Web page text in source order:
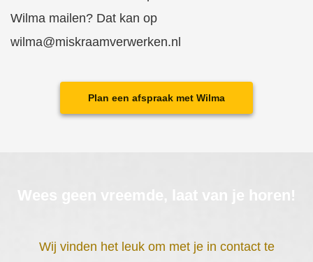
Wilma mailen? Dat kan op
wilma@miskraamverwerken.nl
Plan een afspraak met Wilma
Wees geen vreemde, laat van je horen!
Wij vinden het leuk om met je in contact te